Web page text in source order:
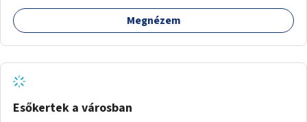
Megnézem
Esőkertek a városban